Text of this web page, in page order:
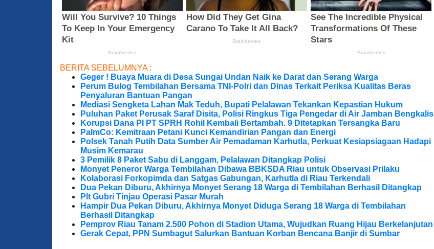
BERITA SEBELUMNYA :
Geger ! Buaya Muara di Desa Sungai Undan Naik ke Darat dan Serang Warga
Perum Bulog Tembilahan Bersama TNI-Polri dan Dinas Terkait Periksa Kualitas Beras
Penyaluran Bantuan Pangan
Mediasi Sengketa Lahan Mak Teduh, Bupati Pelalawan Tekankan Kepastian Hukum
Puluhan Paket Perusak Saraf Disita, Polisi Ringkus Tiga Pengedar di Air Jamban Bengkalis
Korupsi Dana PI PT SPRH Rohil Kembali Bertambah. 9 Ditetapkan Tersangka Baru
PalmCo: Kemitraan Petani Kunci Kemandirian Pangan dan Energi
Polsek Tanah Putih Data Sumber Air Pemadaman Karhutla, Perkuat Kesiapsiagaan Hadapi
Musim Kemarau
3 Pemilik 8 Paket Sabu di Langgam, Pelalawan Ditangkap Polisi
Monyet Peneror Warga Tembilahan Dibawa BBKSDA Riau untuk Observasi Prilaku
Kolaborasi Forkopimda dan Satgas Gabungan, Karhutla di Riau Terkendali
Dua Pekan Diburu, Akhirnya Monyet Serang 18 Warga di Tembilahan Berhasil Ditangkap
Plt Gubri Tinjau Operasi Pasar Murah
Hampir Dua Pekan Diburu, Akhirnya Monyet Diduga Serang 18 Warga di Tembilahan
Berhasil Ditangkap
Pemprov Riau Tanam 2.500 Pohon di Stadion Utama, Wujudkan Ruang Hijau Berkelanjutan
Gerak Cepat, PPN Sumbagut Salurkan Bantuan Korban Bencana Banjir di Sumbar